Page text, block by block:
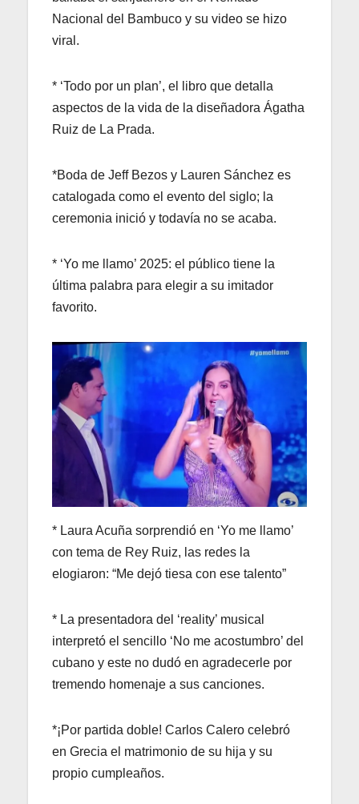
Nacional del Bambuco y su video se hizo
viral.
* ‘Todo por un plan’, el libro que detalla
aspectos de la vida de la diseñadora Ágatha
Ruiz de La Prada.
*Boda de Jeff Bezos y Lauren Sánchez es
catalogada como el evento del siglo; la
ceremonia inició y todavía no se acaba.
* ‘Yo me llamo’ 2025: el público tiene la
última palabra para elegir a su imitador
favorito.
* Laura Acuña sorprendió en ‘Yo me llamo’
con tema de Rey Ruiz, las redes la
elogiaron: “Me dejó tiesa con ese talento”
* La presentadora del ‘reality’ musical
interpretó el sencillo ‘No me acostumbro’ del
cubano y este no dudó en agradecerle por
tremendo homenaje a sus canciones.
*¡Por partida doble! Carlos Calero celebró
en Grecia el matrimonio de su hija y su
propio cumpleaños.